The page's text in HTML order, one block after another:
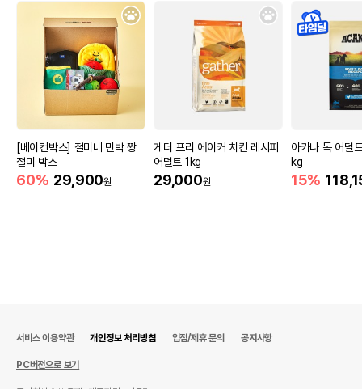
[베이컨박스] 절미네 민박 짱
절미 박스
60% 29,900원
게더 프리 에이커 치킨 레시피
어덜트 1kg
29,000원
아카나 독 어덜
kg
15%
서비스 이용약관 개인정보 처리방침 입점/제휴 문의 공지사항
PC버전으로 보기